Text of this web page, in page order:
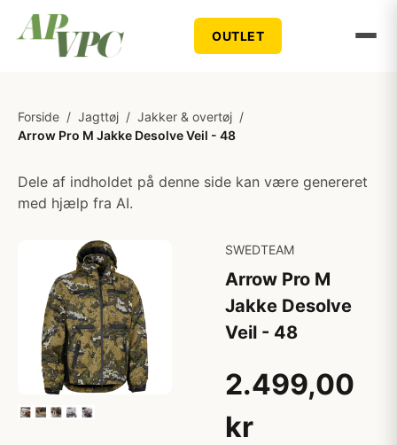
OUTLET
Forside / Jagttøj / Jakker & overtøj /
Arrow Pro M Jakke Desolve Veil - 48
Dele af indholdet på denne side kan være genereret
med hjælp fra AI.
SWEDTEAM
Arrow Pro M
Jakke Desolve
Veil - 48
2.499,00
kr